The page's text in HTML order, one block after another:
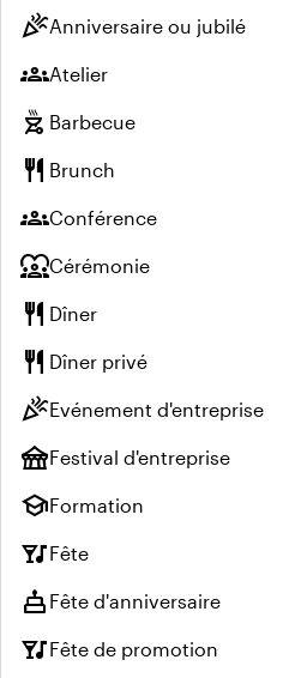
celebrationAnniversaire ou jubilé
groupsAtelier
outdoor_grill Barbecue
restaurant Brunch
groupsConférence
diversity_1Cérémonie
restaurant Dîner
restaurant Dîner privé
celebrationEvénement d'entreprise
festivalFestival d'entreprise
schoolFormation
nightlifeFête
cake Fête d'anniversaire
nightlifeFête de promotion